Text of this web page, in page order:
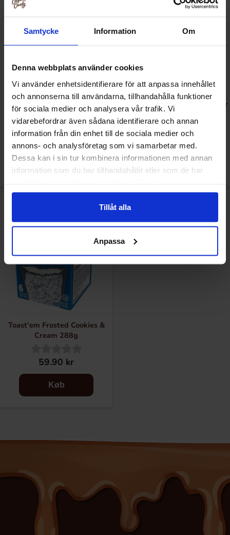
Samtycke Information Om
Denna webbplats använder cookies
Vi använder enhetsidentifierare för att anpassa innehållet
och annonserna till användarna, tillhandahålla funktioner
för sociala medier och analysera vår trafik. Vi
vidarebefordrar även sådana identifierare och annan
information från din enhet till de sociala medier och
annons- och analysföretag som vi samarbetar med.
Dessa kan i sin tur kombinera informationen med annan
information som du har tillhandahållit eller som de har
Tillåt alla
Anpassa
1963.
Toast'em Frosted Blueberry
288g
64.90 kr
Toast'em Frosted Brown Sugar
Cinnamon 288g
59.90 kr
Toast'em Frosted Cookies &
Cream 288g
59.90 kr
Køb